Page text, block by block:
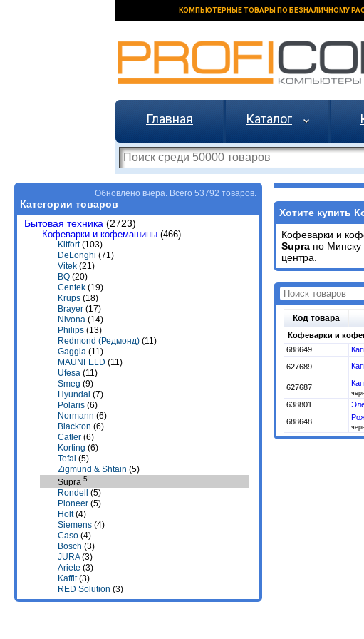
КОМПЬЮТЕРНЫЕ ТОВАРЫ ПО БЕЗНАЛИЧНОМУ
Главная Каталог
Обновлено вчера. Всего 53792 товаров.
Категории товаров
Бытовая техника (2723)
Кофеварки и кофемашины (466)
Kitfort(103)
DeLonghi (71)
Vitek (21)
BQ (20)
Centek (19)
Krups (18)
Brayer (17)
Nivona (14)
Philips (13)
Redmond (Редмонд) (11)
Gaggia (11)
MAUNFELD (11)
Ufesa (11)
Smeg (9)
Hyundai (7)
Polaris (6)
Normann (6)
Blackton (6)
Catler (6)
Korting (6)
Tefal (5)
Zigmund & Shtain (5)
Supra 5
Rondell
(5)
Pioneer (5)
Holt(4)
Siemens (4)
Caso (4)
Bosch (3)
JURA(3)
Ariete (3)
Kaffit(3)
RED Solution (3)
Moulinex(2)
Хотите купить
Кофеварки и
Supra по
центра.
Код товара
Кофеварки и
688649
627689
627687
638801
688648